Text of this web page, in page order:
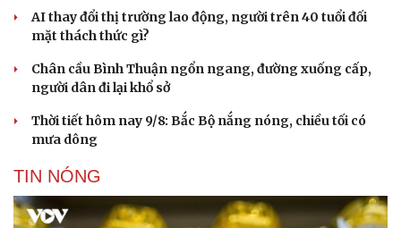
Thành phố bọt biển: Giải pháp thích ứng hay
cuộc đua với bê tông hóa?
Khu tập thể Thành Công: Người đã đi, nhà vẫn chờ cải
tạo
AI thay đổi thị trường lao động, người trên 40 tuổi đối